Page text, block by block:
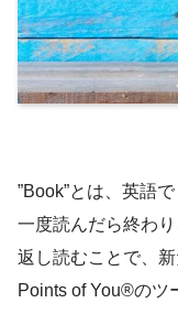
”Book”とは、英語
一度読んだら終わ
返し読むことで、
Points of You®のツ